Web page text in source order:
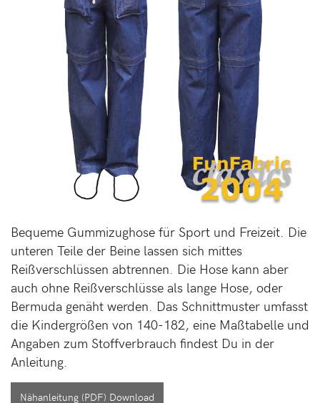
Bequeme Gummizughose für Sport und Freizeit. Die
unteren Teile der Beine lassen sich mittes
Reißverschlüssen abtrennen. Die Hose kann aber
auch ohne Reißverschlüsse als lange Hose, oder
Bermuda genäht werden. Das Schnittmuster umfasst
die Kindergrößen von 140-182, eine Maßtabelle und
Angaben zum Stoffverbrauch findest Du in der
Anleitung.
Nähanleitung (PDF) Download